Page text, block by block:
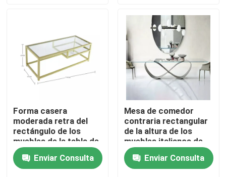
Control de calidad
Pida una cita
Muebles del sitio casero
Forma casera
moderada retra del
rectángulo de los
muebles de la tabla de
las piernas de cristal
del metalEnviar Consulta
Mesa de comedor
contraria rectangular
de la altura de los
muebles italianos de
lujo del comedor
Enviar Consulta